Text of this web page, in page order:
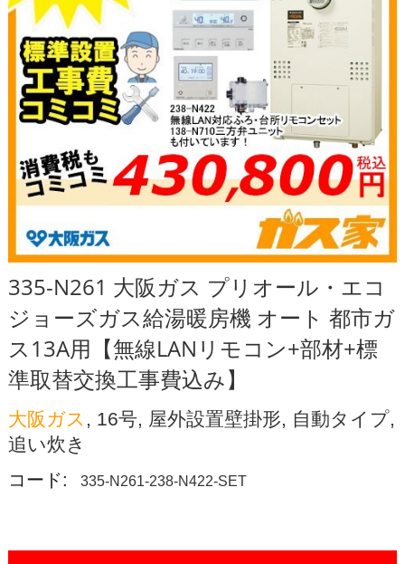
335-N261 大阪ガス プリオール・エコ
ジョーズガス給湯暖房機 オート 都市ガ
ス13A用【無線LANリモコン+部材+標
準取替交換工事費込み】
大阪ガス , 16号, 屋外設置壁掛形, 自動タイプ,
追い炊き
コード: 335-N261-238-N422-SET